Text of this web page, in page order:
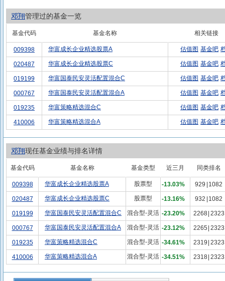
邓翔管理过的基金一览
基金代码 基金名称 相关链接
009398 华富成长企业精选股票A 估值图 基金吧
020487 华富成长企业精选股票C 估值图 基金吧
019199 华富国泰民安灵活配置混合C 估值图 基金吧
000767 华富国泰民安灵活配置混合A 估值图 基金吧
019235 华富策略精选混合C 估值图 基金吧
410006 华富策略精选混合A 估值图 基金吧
邓翔现任基金业绩与排名详情
基金代码 基金名称 基金类型 近三月 同类排名
009398 华富成长企业精选股票A 股票型 -13.03% 929 1082
020487 华富成长企业精选股票C 股票型 -13.16% 932 1082
019199 华富国泰民安灵活配置混合C 混合型-灵活 -23.20% 2268 2323
000767 华富国泰民安灵活配置混合A 混合型-灵活 -23.12% 2265 2323
019235 华富策略精选混合C 混合型-灵活 -34.61% 2319 2323
410006 华富策略精选混合A 混合型-灵活 -34.51% 2318 2323